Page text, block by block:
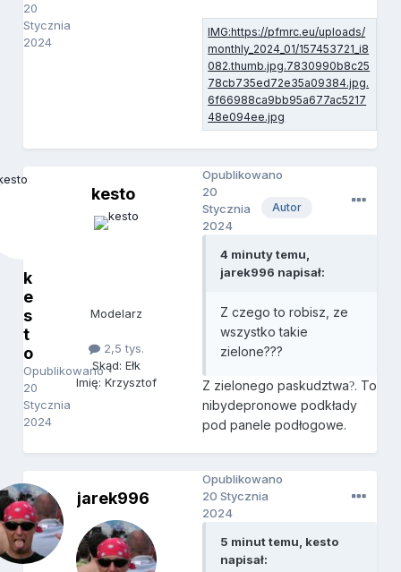
20
Stycznia
2024
k
e
s
t
o
Opublikowano
20
Stycznia
2024
kesto
Modelarz
2,5 tys.
Skąd: Ełk
Imię: Krzysztof
Autor
Opublikowano
20
Stycznia
2024
4 minuty temu,
jarek996 napisał:
Z czego to robisz, ze
wszystko takie
zielone???
Z zielonego paskudztwa?. To
nibydepronowe podkłady
pod panele podłogowe.
jarek996
Opublikowano
20 Stycznia
2024
5 minut temu, kesto
napisał: